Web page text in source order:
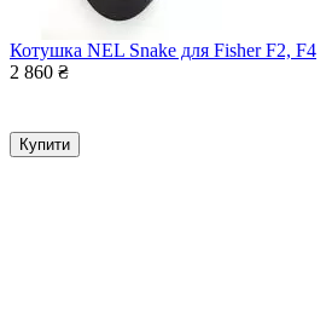
Котушка NEL Snake для Fisher F2, F4
2 860 ₴
Купити